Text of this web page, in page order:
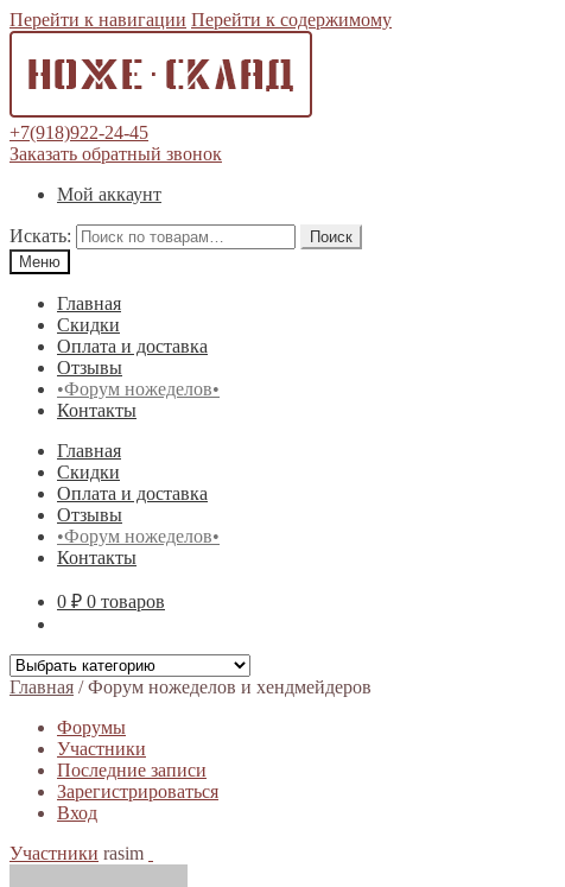
Перейти к навигации Перейти к содержимому
+7(918)922-24-45
Заказать обратный звонок
Мой аккаунт
Искать:
Поиск
Меню
Главная
Скидки
Оплата и доставка
Отзывы
•Форум ножеделов•
Контакты
Главная
Скидки
Оплата и доставка
Отзывы
•Форум ножеделов•
Контакты
0 ₽ 0 товаров
Главная /Форум ножеделов и хендмейдеров
Форумы
Участники
Последние записи
Зарегистрироваться
Вход
Участники rasim